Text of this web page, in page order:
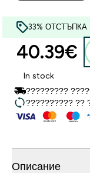
33% ОТСТЪПКА
40.39€‎
In stock
?????????
?????????? ??
Описание